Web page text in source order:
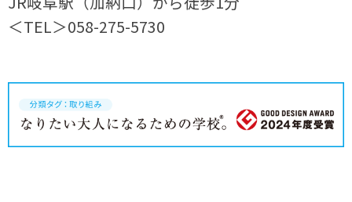
＜TEL＞058-275-5730